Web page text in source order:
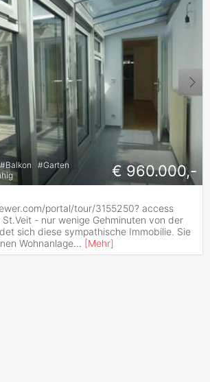
#Balkon #Garten
€ 960.000,-
portal/tour/3155250? access
- nur wenige Gehminuten von der
sich diese sympathische Immobilie. Sie
Wohnanlage... [Mehr]